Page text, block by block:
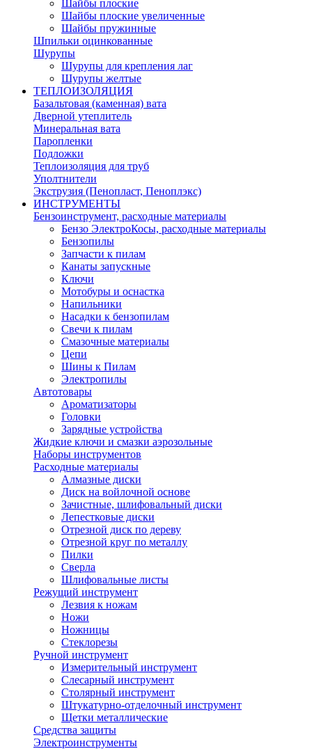
Шайбы плоские
Шайбы плоские увеличенные
Шайбы пружинные
Шпильки оцинкованные
Шурупы
Шурупы для крепления лаг
Шурупы желтые
ТЕПЛОИЗОЛЯЦИЯ
Базальтовая (каменная) вата
Дверной утеплитель
Минеральная вата
Паропленки
Подложки
Теплоизоляция для труб
Уполтнители
Экструзия (Пенопласт, Пеноплэкс)
ИНСТРУМЕНТЫ
Бензоинструмент, расходные материалы
Бензо ЭлектроКосы, расходные материалы
Бензопилы
Запчасти к пилам
Канаты запускные
Ключи
Мотобуры и оснастка
Напильники
Насадки к бензопилам
Свечи к пилам
Смазочные материалы
Цепи
Шины к Пилам
Электропилы
Автотовары
Ароматизаторы
Головки
Зарядные устройства
Жидкие ключи и смазки аэрозольные
Наборы инструментов
Расходные материалы
Алмазные диски
Диск на войлочной основе
Зачистные, шлифовальный диски
Лепестковые диски
Отрезной диск по дереву
Отрезной круг по металлу
Пилки
Сверла
Шлифовальные листы
Режущий инструмент
Лезвия к ножам
Ножи
Ножницы
Стеклорезы
Ручной инструмент
Измерительный инструмент
Слесарный инструмент
Столярный инструмент
Штукатурно-отделочный инструмент
Щетки металлические
Средства защиты
Электроинструменты